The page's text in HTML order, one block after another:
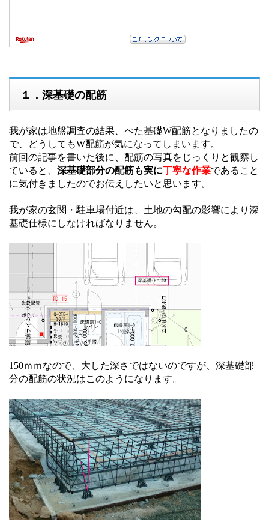
１．深基礎の配筋
我が家は地盤調査の結果、べた基礎W配筋となりましたの
で、どうしてもW配筋が気になってしまいます。
前回の記事を書いた後に、配筋の写真をじっくりと観察し
ていると、 深基礎部分の配筋も実に丁寧な作業であること
に気付きましたのでお伝えしたいと思います。
我が家の玄関・駐車場付近は、土地の勾配の影響により深
基礎仕様にしなければなりません。
150ｍｍなので、大した深さではないのですが、深基礎部
分の配筋の状況はこのようになります。